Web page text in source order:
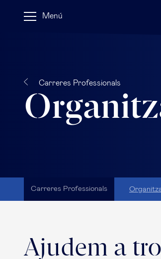
Menú
Carreres Professionals
Carreres Professionals
Ajudem a